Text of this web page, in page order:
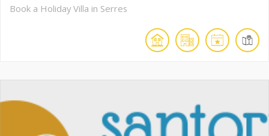
Book a Holiday Villa in Serres